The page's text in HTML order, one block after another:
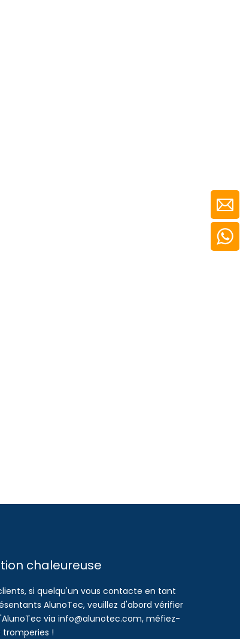
chaleureuse
si quelqu'un vous contacte en tant
AlunoTec, veuillez d'abord vérifier
via info@alunotec.com, méfiez-
tromperies !